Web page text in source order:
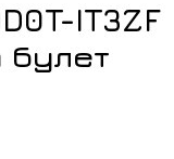
IT3ZF
булет